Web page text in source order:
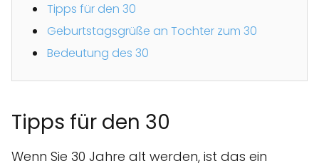
Tipps für den 30
Geburtstagsgrüße an Tochter zum 30
Bedeutung des 30
Tipps für den 30
Wenn Sie 30 Jahre alt werden, ist das ein